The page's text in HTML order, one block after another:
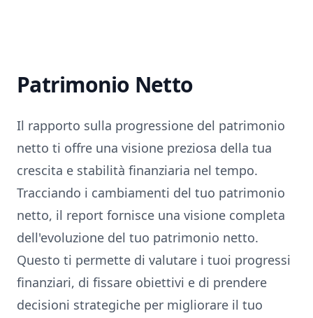
Patrimonio Netto
Il rapporto sulla progressione del patrimonio
netto ti offre una visione preziosa della tua
crescita e stabilità finanziaria nel tempo.
Tracciando i cambiamenti del tuo patrimonio
netto, il report fornisce una visione completa
dell'evoluzione del tuo patrimonio netto.
Questo ti permette di valutare i tuoi progressi
finanziari, di fissare obiettivi e di prendere
decisioni strategiche per migliorare il tuo